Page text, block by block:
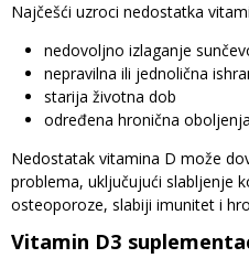
Najčešći uzroci nedostatka
nedovoljno izlaganje
nepravilna ili jednolična
starija životna dob
određena hronična oboljenja
Nedostatak vitamina D može
problema, uključujući slabljenje
osteoporoze, slabiji imunitet i
Vitamin D3